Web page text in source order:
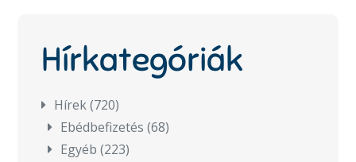
Hírkategóriák
Hírek(720)
Ebédbefizetés (68)
Egyéb (223)